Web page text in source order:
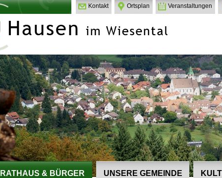
Kontakt Ortsplan Veranstaltungen
RATHAUS & BÜRGER UNSERE GEMEINDE